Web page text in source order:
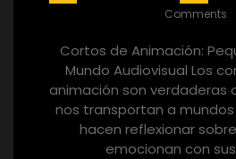
Comments
Cortos de Animación:
Mundo Audiovisual Los
animación son verdaderas
nos transportan a
hacen reflexionar
emocionan con